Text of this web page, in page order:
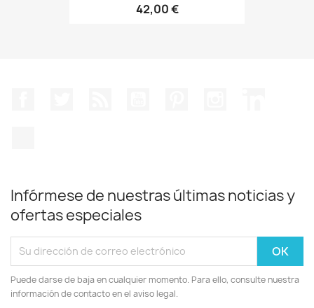
42,00 €
Infórmese de nuestras últimas noticias y
ofertas especiales
Puede darse de baja en cualquier momento. Para ello, consulte nuestra
información de contacto en el aviso legal.